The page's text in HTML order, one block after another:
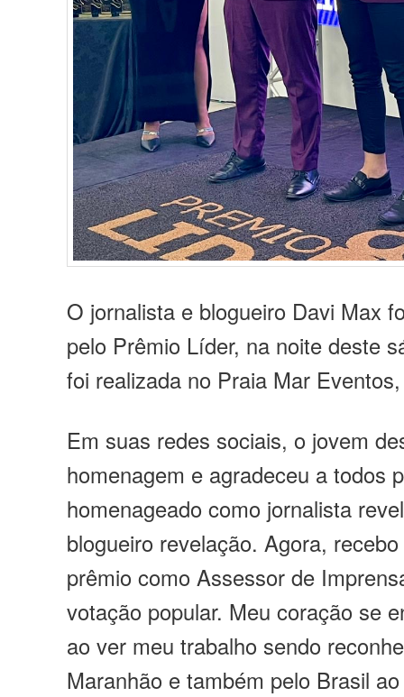
O jornalista e blogueiro Davi Max
pelo Prêmio Líder, na noite deste
foi realizada no Praia Mar
Em suas redes sociais, o jovem
homenagem e agradeceu a todos
homenageado como jornalista
blogueiro revelação. Agora,
prêmio como Assessor de
votação popular. Meu coração se
ao ver meu trabalho sendo
Maranhão e também pelo Brasil